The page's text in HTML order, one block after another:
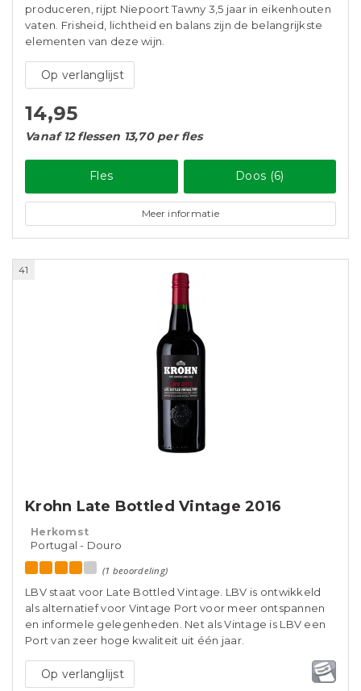
produceren, rijpt Niepoort Tawny 3,5 jaar in eikenhouten
vaten. Frisheid, lichtheid en balans zijn de belangrijkste
elementen van deze wijn.
Op verlanglijst
14,95
Vanaf 12 flessen 13,70 per fles
Fles Doos (6)
Meer informatie
41
Krohn Late Bottled Vintage 2016
Herkomst
Portugal - Douro
(1 beoordeling)
LBV staat voor Late Bottled Vintage. LBV is ontwikkeld
als alternatief voor Vintage Port voor meer ontspannen
en informele gelegenheden. Net als Vintage is LBV een
Port van zeer hoge kwaliteit uit één jaar.
Op verlanglijst